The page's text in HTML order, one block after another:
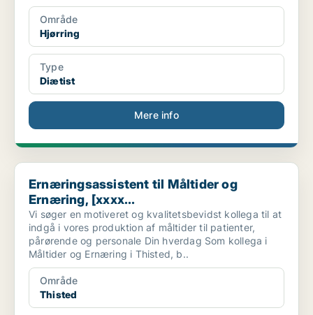
Område
Hjørring
Type
Diætist
Mere info
Ernæringsassistent til Måltider og Ernæring, [xxxx...
Ernæringsassistent til Måltider og
Ernæring, [xxxx...
Vi søger en motiveret og kvalitetsbevidst kollega til at
indgå i vores produktion af måltider til patienter,
pårørende og personale Din hverdag Som kollega i
Måltider og Ernæring i Thisted, b..
Område
Thisted